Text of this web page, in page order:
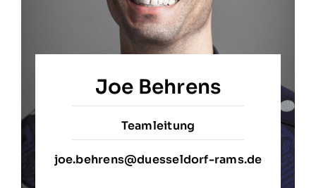
Joe Behrens
Teamleitung
joe.behrens@duesseldorf-rams.de